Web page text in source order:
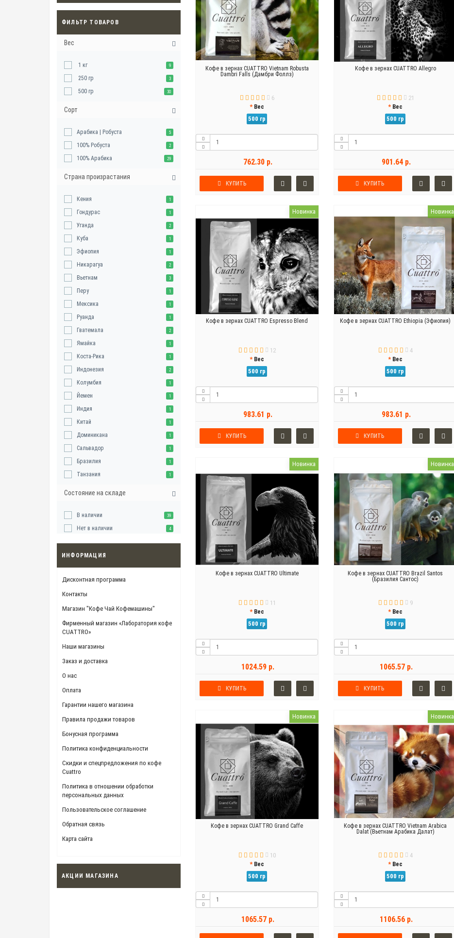
ФИЛЬТР ТОВАРОВ
Вес
1 кг 9
250 гр 3
500 гр 30
Сорт
Арабика | Робуста 5
100% Робуста 2
100% Арабика 29
Страна произрастания
Кения 1
Гондурас 1
Уганда 2
Куба 1
Эфиопия 1
Никарагуа 2
Вьетнам 3
Перу 1
Мексика 1
Руанда 1
Гватемала 2
Ямайка 1
Коста-Рика 1
Индонезия 2
Колумбия 1
Йемен 1
Индия 1
Китай 1
Доминикана 1
Сальвадор 1
Бразилия 1
Танзания 1
Состояние на складе
В наличии 39
Нет в наличии 4
ИНФОРМАЦИЯ
Дисконтная программа
Контакты
Магазин "Кофе Чай Кофемашины"
Фирменный магазин «Лаборатория кофе
CUATTRO»
Наши магазины
Заказ и доставка
О нас
Оплата
Гарантии нашего магазина
Правила продажи товаров
Бонусная программа
Политика конфиденциальности
Скидки и спецпредложения по кофе
Cuattro
Политика в отношении обработки
персональных данных
Пользовательское соглашение
Обратная связь
Карта сайта
АКЦИИ МАГАЗИНА
Кофе в зернах CUATTRO Vietnam Robusta
Dambri Falls (Дамбри Фоллз)
6
Вес
500 гр
762.30 р.
КУПИТЬ
Кофе в зернах CUATTRO Allegro
21
Вес
500 гр
901.64 р.
КУПИТЬ
Новинка
Кофе в зернах CUATTRO Espresso Blend
12
Вес
500 гр
983.61 р.
КУПИТЬ
Новинка
Кофе в зернах CUATTRO Ethiopia (Эфиопия)
4
Вес
500 гр
983.61 р.
КУПИТЬ
Новинка
Кофе в зернах CUATTRO Ultimate
11
Вес
500 гр
1024.59 р.
КУПИТЬ
Новинка
Кофе в зернах CUATTRO Brazil Santos
(Бразилия Сантос)
9
Вес
500 гр
1065.57 р.
КУПИТЬ
Новинка
Кофе в зернах CUATTRO Grand Caffe
10
Вес
500 гр
1065.57 р.
Новинка
Кофе в зернах CUATTRO Vietnam Arabica
Dalat (Вьетнам Арабика Далат)
4
Вес
500 гр
1106.56 р.